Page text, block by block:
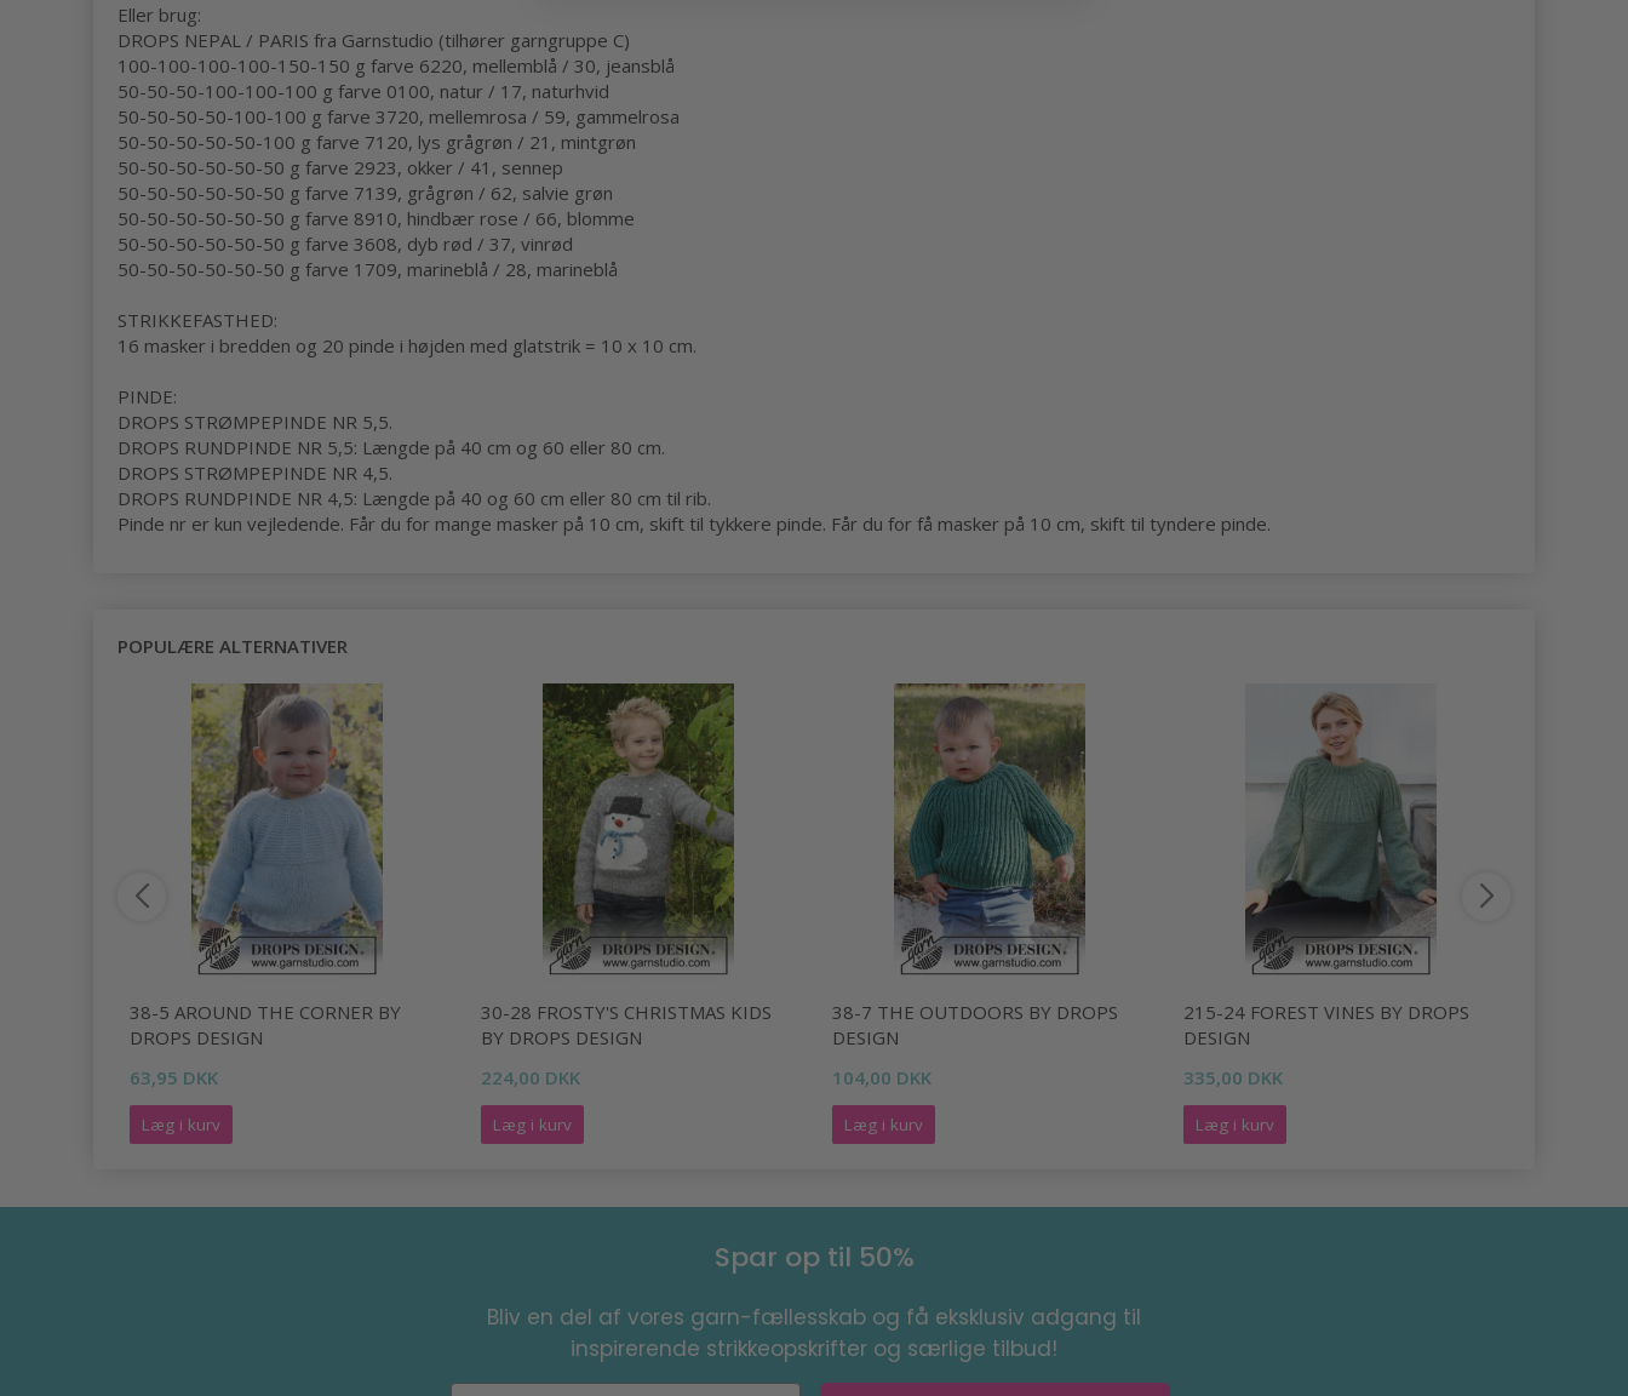
Eller brug:
DROPS NEPAL / PARIS fra Garnstudio (tilhører garngruppe C)
100-100-100-100-150-150 g farve 6220, mellemblå / 30, jeansblå
50-50-50-100-100-100 g farve 0100, natur / 17, naturhvid
50-50-50-50-100-100 g farve 3720, mellemrosa / 59, gammelrosa
50-50-50-50-50-100 g farve 7120, lys grågrøn / 21, mintgrøn
50-50-50-50-50-50 g farve 2923, okker / 41, sennep
50-50-50-50-50-50 g farve 7139, grågrøn / 62, salvie grøn
50-50-50-50-50-50 g farve 8910, hindbær rose / 66, blomme
50-50-50-50-50-50 g farve 3608, dyb rød / 37, vinrød
50-50-50-50-50-50 g farve 1709, marineblå / 28, marineblå
STRIKKEFASTHED:
16 masker i bredden og 20 pinde i højden med glatstrik = 10 x 10 cm.
PINDE:
DROPS STRØMPEPINDE NR 5,5.
DROPS RUNDPINDE NR 5,5: Længde på 40 cm og 60 eller 80 cm.
DROPS STRØMPEPINDE NR 4,5.
DROPS RUNDPINDE NR 4,5: Længde på 40 og 60 cm eller 80 cm til rib.
Pinde nr er kun vejledende. Får du for mange masker på 10 cm, skift til tykkere pinde. Får du for få masker på 10 cm, skift til tyndere pinde.
POPULÆRE ALTERNATIVER
38-5 AROUND THE CORNER BY
DROPS DESIGN
63,95 DKK
Læg i kurv
30-28 FROSTY'S CHRISTMAS KIDS
BY DROPS DESIGN
224,00 DKK
Læg i kurv
38-7 THE OUTDOORS BY DROPS
DESIGN
104,00 DKK
Læg i kurv
215-24 FOREST VINES BY DROPS
DESIGN
335,00 DKK
Læg i kurv
Spar op til 50%
Bliv en del af vores garn-fællesskab og få eksklusiv adgang til
inspirerende strikkeopskrifter og særlige tilbud!